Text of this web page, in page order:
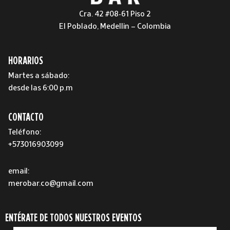
Cra. 42 #08-61 Piso 2
El Poblado, Medellin – Colombia
HORARIOS
Martes a sábado:
desde las 6:00 p.m
CONTACTO
Teléfono:
+573016903099
email:
merobar.co@gmail.com
ENTÉRATE DE TODOS NUESTROS EVENTOS